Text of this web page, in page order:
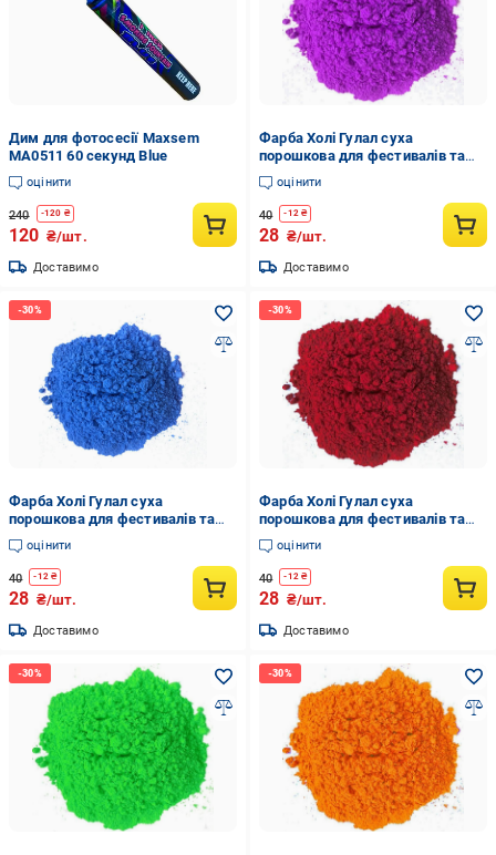
Дим для фотосесії Maxsem
MA0511 60 секунд Blue
оцінити
240 -120 ₴
120 ₴/шт.
Доставимо
Фарба Холі Гулал суха
порошкова для фестивалів та
флешмобів 50 г Фіолетовий
оцінити
40 -12₴
28 ₴/шт.
Доставимо
Фарба Холі Гулал суха
порошкова для фестивалів та
флешмобів 50 г Синій
оцінити
40 -12 ₴
28 ₴/шт.
Доставимо
Фарба Холі Гулал суха
порошкова для фестивалів та
флешмобів 50 г Вишневий
оцінити
40 -12₴
28 ₴/шт.
Доставимо